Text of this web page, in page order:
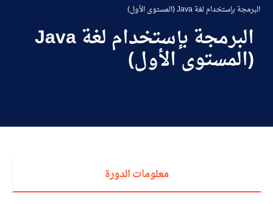
البحث العلمي
الإستشارات
البرمجة بإستخدام لغة Java (المستوى اﻷول)
البرمجة بإستخدام لغة Java
(المستوى اﻷول)
معلومات الدورة